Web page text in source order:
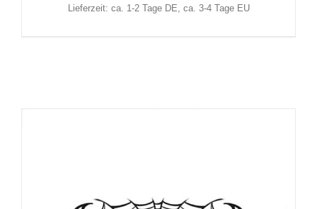
Lieferzeit: ca. 1-2 Tage DE, ca. 3-4 Tage EU